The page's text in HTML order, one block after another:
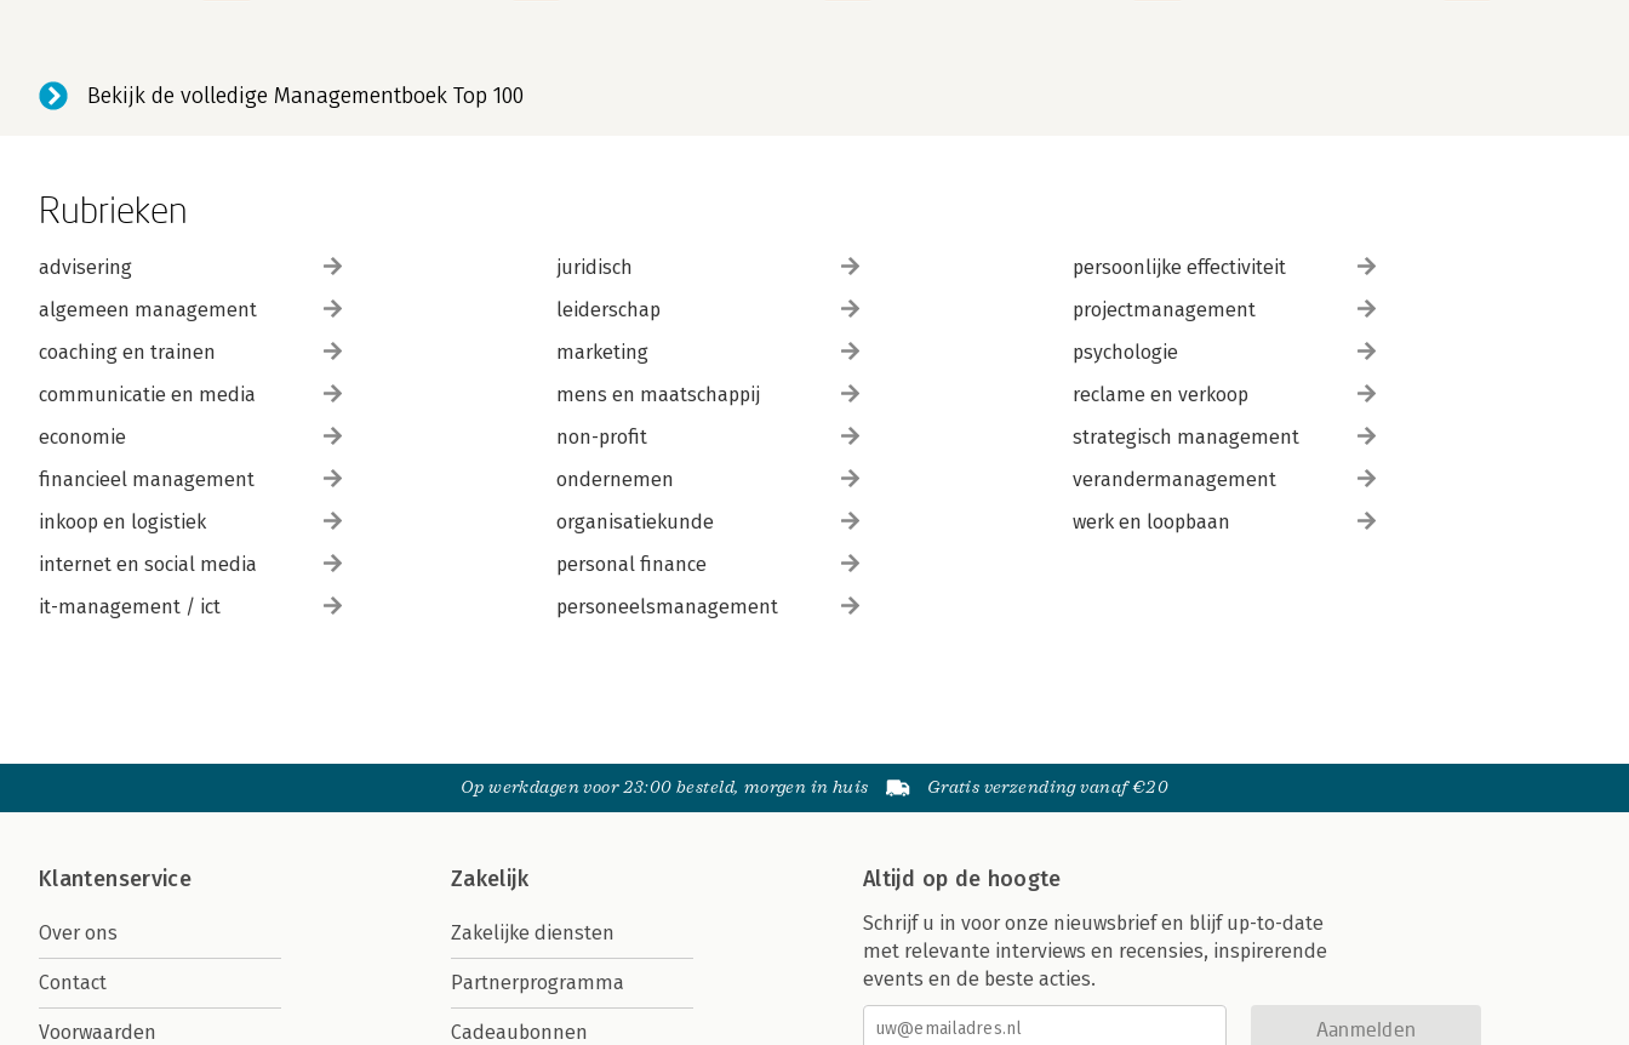
Bekijk de volledige Managementboek Top 100
Rubrieken
advisering
algemeen management
coaching en trainen
communicatie en media
economie
financieel management
inkoop en logistiek
internet en social media
it-management / ict
juridisch
leiderschap
marketing
mens en maatschappij
non-profit
ondernemen
organisatiekunde
personal finance
personeelsmanagement
persoonlijke effectiviteit
projectmanagement
psychologie
reclame en verkoop
strategisch management
verandermanagement
werk en loopbaan
Op werkdagen voor 23:00 besteld, morgen in huis Gratis verzending vanaf €20
Klantenservice
Over ons
Contact
Voorwaarden
Zakelijk
Zakelijke diensten
Partnerprogramma
Cadeaubonnen
Altijd op de hoogte
Schrijf u in voor onze nieuwsbrief en blijf up-to-date
met relevante interviews en recensies, inspirerende
events en de beste acties.
Aanmelden